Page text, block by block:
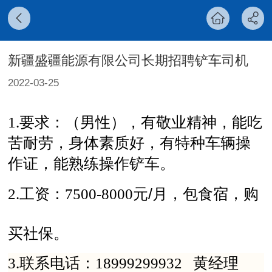
新疆盛疆能源有限公司长期招聘铲车司机
2022-03-25
1.要求：（男性），有敬业精神，能吃
苦耐劳，身体素质好， 有特种车辆操
作证， 能熟练操作铲车。
2.工资：7500-8000元/月，包食宿，购
买社保。
3.联系电话： 18999299932 黄经理